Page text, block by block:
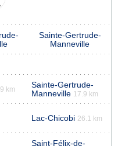
Sainte-Gertrude-
Manneville
km
Sainte-Gertrude-
Manneville 17.9 km
Lac-Chicobi 26.1 km
Saint-Félix-de-